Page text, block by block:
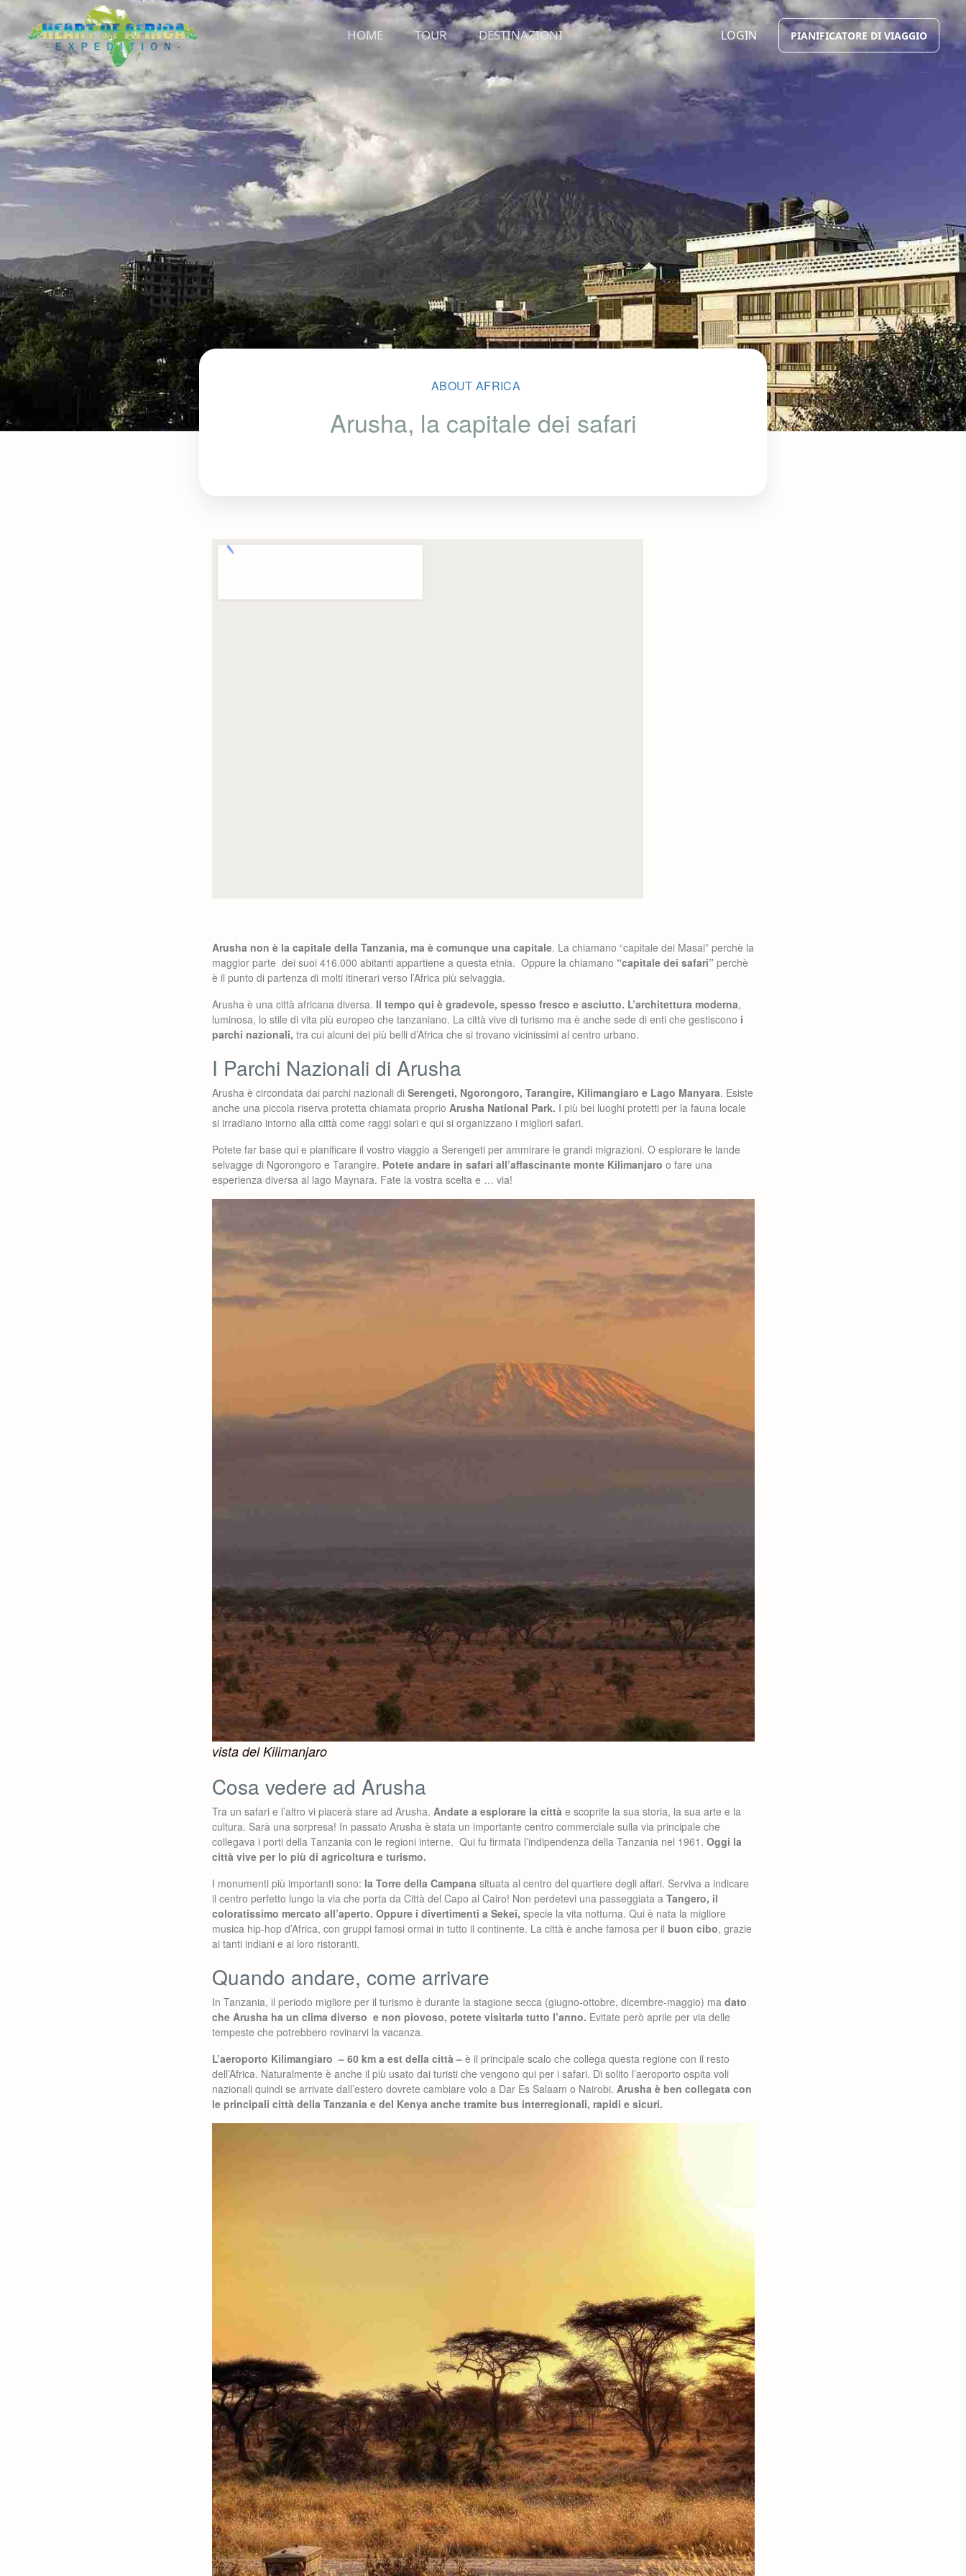
HOME TOUR DESTINAZIONI LOGIN PIANIFICATORE DI VIAGGIO
ABOUT AFRICA
Arusha, la capitale dei safari
Arusha non è la capitale della Tanzania, ma è comunque una capitale. La chiamano “capitale dei Masai” perchè la
maggior parte dei suoi 416.000 abitanti appartiene a questa etnia. Oppure la chiamano “capitale dei safari” perchè
è il punto di partenza di molti itinerari verso l’Africa più selvaggia.
Arusha è una città africana diversa. Il tempo qui è gradevole, spesso fresco e asciutto. L’architettura moderna,
luminosa, lo stile di vita più europeo che tanzaniano. La città vive di turismo ma è anche sede di enti che gestiscono i
parchi nazionali, tra cui alcuni dei più belli d’Africa che si trovano vicinissimi al centro urbano.
I Parchi Nazionali di Arusha
Arusha è circondata dai parchi nazionali di Serengeti, Ngorongoro, Tarangire, Kilimangiaro e Lago Manyara. Esiste
anche una piccola riserva protetta chiamata proprio Arusha National Park. I più bei luoghi protetti per la fauna locale
si irradiano intorno alla città come raggi solari e qui si organizzano i migliori safari.
Potete far base qui e pianificare il vostro viaggio a Serengeti per ammirare le grandi migrazioni. O esplorare le lande
selvagge di Ngorongoro e Tarangire. Potete andare in safari all’affascinante monte Kilimanjaro o fare una
esperienza diversa al lago Maynara. Fate la vostra scelta e … via!
vista del Kilimanjaro
Cosa vedere ad Arusha
Tra un safari e l’altro vi piacerà stare ad Arusha. Andate a esplorare la città e scoprite la sua storia, la sua arte e la
cultura. Sarà una sorpresa! In passato Arusha è stata un importante centro commerciale sulla via principale che
collegava i porti della Tanzania con le regioni interne. Qui fu firmata l’indipendenza della Tanzania nel 1961. Oggi la
città vive per lo più di agricoltura e turismo.
I monumenti più importanti sono: la Torre della Campana situata al centro del quartiere degli affari. Serviva a indicare
il centro perfetto lungo la via che porta da Città del Capo al Cairo! Non perdetevi una passeggiata a Tangero, il
coloratissimo mercato all’aperto. Oppure i divertimenti a Sekei, specie la vita notturna. Qui è nata la migliore
musica hip-hop d’Africa, con gruppi famosi ormai in tutto il continente. La città è anche famosa per il buon cibo, grazie
ai tanti indiani e ai loro ristoranti.
Quando andare, come arrivare
In Tanzania, il periodo migliore per il turismo è durante la stagione secca (giugno-ottobre, dicembre-maggio) ma dato
che Arusha ha un clima diverso e non piovoso, potete visitarla tutto l’anno. Evitate però aprile per via delle
tempeste che potrebbero rovinarvi la vacanza.
L’aeroporto Kilimangiaro – 60 km a est della città – è il principale scalo che collega questa regione con il resto
dell’Africa. Naturalmente è anche il più usato dai turisti che vengono qui per i safari. Di solito l’aeroporto ospita voli
nazionali quindi se arrivate dall’estero dovrete cambiare volo a Dar Es Salaam o Nairobi. Arusha è ben collegata con
le principali città della Tanzania e del Kenya anche tramite bus interregionali, rapidi e sicuri.